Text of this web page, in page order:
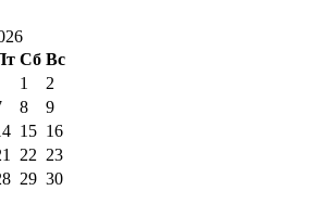
Сб Вс
1
2
8
9
15 16
22 23
29 30